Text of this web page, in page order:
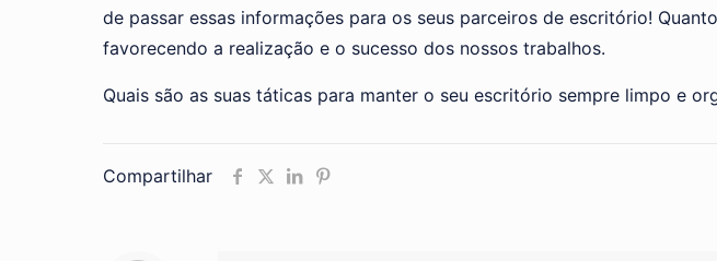
de passar essas informações para os seus parceiros de escritório!
favorecendo a realização e o sucesso dos nossos trabalhos.
Quais são as suas táticas para manter o seu escritório sempre limpo e
Compartilhar